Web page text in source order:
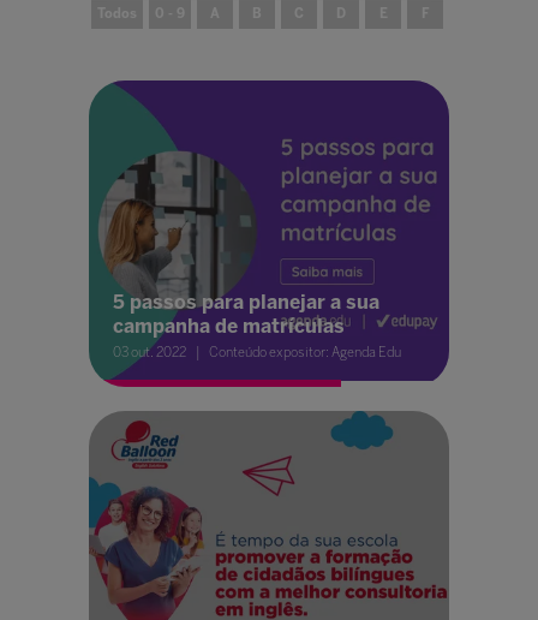
Todos 0 - 9 A B C E F
5 passos para planejar a sua
campanha de matrículas
03 out. 2022 Conteúdo expositor: Agenda Edu